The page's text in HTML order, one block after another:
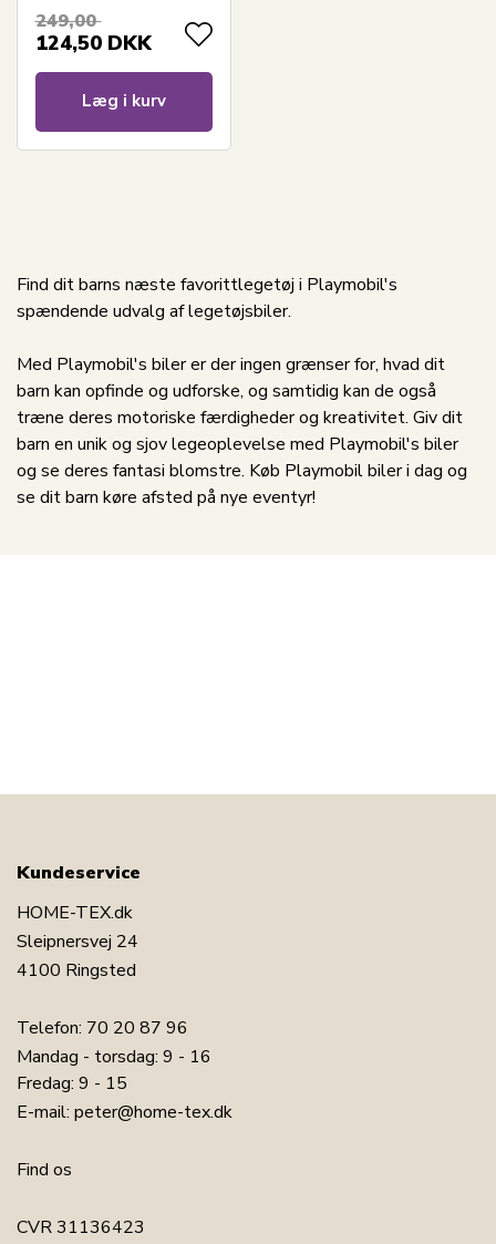
249,00
124,50 DKK
Læg i kurv
Find dit barns næste favorittlegetøj i Playmobil's
spændende udvalg af legetøjsbiler.
Med Playmobil's biler er der ingen grænser for, hvad dit
barn kan opfinde og udforske, og samtidig kan de også
træne deres motoriske færdigheder og kreativitet. Giv dit
barn en unik og sjov legeoplevelse med Playmobil's biler
og se deres fantasi blomstre. Køb Playmobil biler i dag og
se dit barn køre afsted på nye eventyr!
Kundeservice
HOME-TEX.dk
Sleipnersvej 24
4100 Ringsted
Telefon: 70 20 87 96
Mandag - torsdag: 9 - 16
Fredag: 9 - 15
E-mail: peter@home-tex.dk
Find os
CVR 31136423